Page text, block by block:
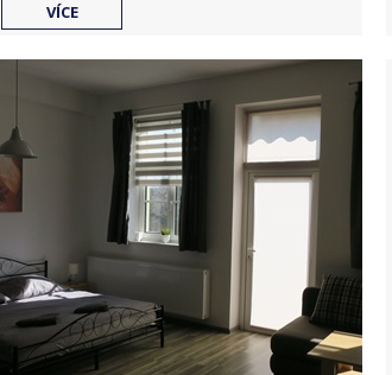
VÍCE